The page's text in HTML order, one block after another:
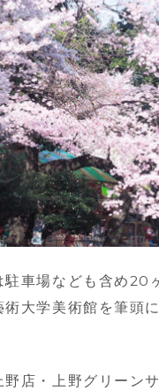
駐車場なども含め20
術大学美術館を筆頭
野店・上野グリーン